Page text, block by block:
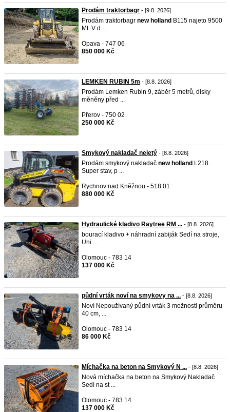
Prodám traktorbagr - [9.8. 2026]
Prodám traktorbagr new holland B115 najeto 9500
Mt. V d ...
Opava - 747 06
850 000 Kč
LEMKEN RUBIN 5m - [8.8. 2026]
Prodám Lemken Rubin 9, záběr 5 metrů, disky
měněny před ...
Přerov - 750 02
250 000 Kč
Smykový nakladač nejetý - [8.8. 2026]
Prodám smykový nakladač new holland L218.
Super stav, p ...
Rychnov nad Kněžnou - 518 01
880 000 Kč
Hydraulické kladivo Raytree RM ... - [8.8. 2026]
bourací kladivo + náhradní zabiják Sedí na stroje,
Uni ...
Olomouc - 783 14
137 000 Kč
půdní vrták noví na smykovy na ... - [8.8. 2026]
Noví Nepoužívaný půdní vrták 3 možnosti průměru
40 cm, ...
Olomouc - 783 14
86 000 Kč
Míchačka na beton na Smykový N ... - [8.8. 2026]
Nová míchačka na beton na Smykový Nakladač
Sedí na st ...
Olomouc - 783 14
137 000 Kč